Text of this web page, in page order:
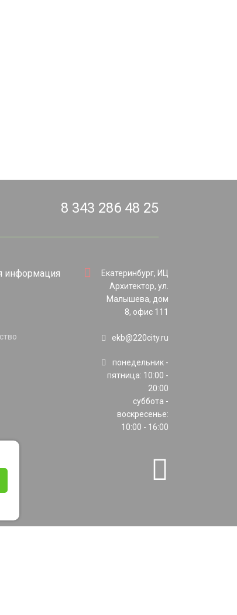
8 343 286 48 25
информация
Екатеринбург, ИЦ
Архитектор, ул.
Малышева, дом
8, офис 111
ekb@220city.ru
понедельник -
пятница: 10:00 -
20:00
суббота -
воскресенье:
10:00 - 16:00